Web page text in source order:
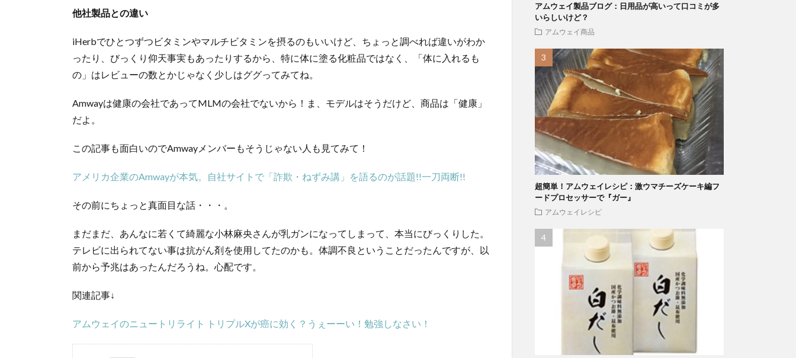
他社製品との違い
iHerbでひとつずつビタミンやマルチビタミンを摂るのもいいけど、ちょっと調べれば違いがわか
ったり、びっくり仰天事実もあったりするから、特に体に塗る化粧品ではなく、「体に入れるも
の」はレビューの数とかじゃなく少しはググってみてね。
Amwayは健康の会社であってMLMの会社でないから！ま、モデルはそうだけど、商品は「健康」
だよ。
この記事も面白いのでAmwayメンバーもそうじゃない人も見てみて！
アメリカ企業のAmwayが本気。自社サイトで「詐欺・ねずみ講」を語るのが話題!!一刀両断!!
その前にちょっと真面目な話・・・。
まだまだ、あんなに若くて綺麗な小林麻央さんが乳ガンになってしまって、本当にびっくりした。
テレビに出られてない事は抗がん剤を使用してたのかも。体調不良ということだったんですが、以
前から予兆はあったんだろうね。心配です。
関連記事↓
アムウェイのニュートリライト トリプルXが癌に効く？うぇーーい！勉強しなさい！
アムウェイ製品ブログ：日用品が高いって口コミが多
いらしいけど？
アムウェイ商品
超簡単！アムウェイレシピ：激ウマチーズケーキ編フ
ードプロセッサーで『ガー』
アムウェイレシピ